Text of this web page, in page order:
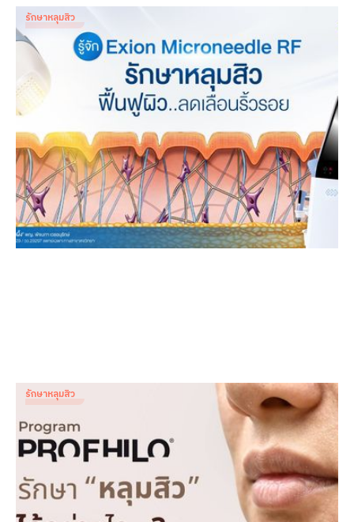
รักษาหลุมสิว
รู้จัก Exion Microneedle RF: รักษาหลุมสิว ฟื้นฟูผิว ลด
เลือนริ้วรอย
Dr. Patnapa Vejanurug
รักษาหลุมสิว
Profhilo รักษาหลุมสิวได้อย่างไร? ทางเลือกใหม่สู่ผิวเรียบ
เนียน
Dr. Patnapa Vejanurug
Sep 11, 2025